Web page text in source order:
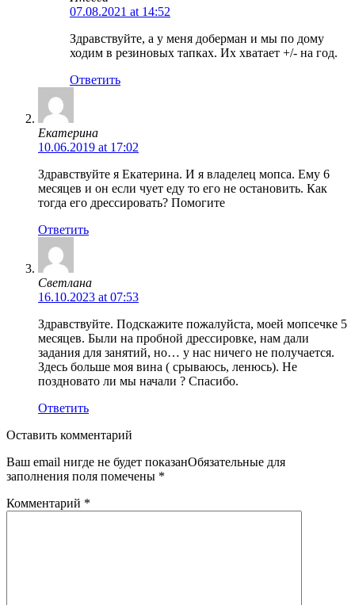
07.08.2021 at 14:52
Здравствуйте, а у меня доберман и мы по дому
ходим в резиновых тапках. Их хватает +/- на год.
Ответить
Екатерина
10.06.2019 at 17:02
Здравствуйте я Екатерина. И я владелец мопса. Ему 6
месяцев и он если чует еду то его не остановить. Как
тогда его дрессировать? Помогите
Ответить
Светлана
16.10.2023 at 07:53
Здравствуйте. Подскажите пожалуйста, моей мопсечке 5
месяцев. Были на пробной дрессировке, нам дали
задания для занятий, но… у нас ничего не получается.
Здесь больше моя вина ( срываюсь, ленюсь). Не
поздновато ли мы начали ? Спасибо.
Ответить
Оставить комментарий
Ваш email нигде не будет показанОбязательные для
заполнения поля помечены *
Комментарий *